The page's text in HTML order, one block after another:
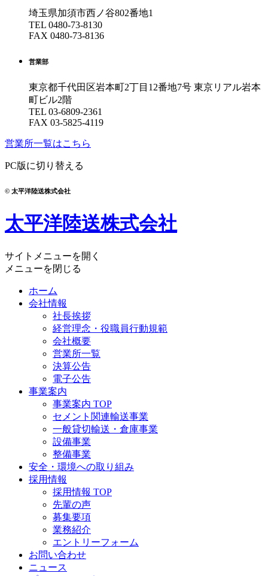
埼玉県加須市西ノ谷802番地1
TEL 0480-73-8130
FAX 0480-73-8136
営業部
東京都千代田区岩本町2丁目12番地7号 東京リアル岩本
町ビル2階
TEL 03-6809-2361
FAX 03-5825-4119
営業所一覧はこちら
PC版に切り替える
© 太平洋陸送株式会社
太平洋陸送株式会社
サイトメニューを開く
メニューを閉じる
ホーム
会社情報
社長挨拶
経営理念・役職員行動規範
会社概要
営業所一覧
決算公告
電子公告
事業案内
事業案内 TOP
セメント関連輸送事業
一般貸切輸送・倉庫事業
設備事業
整備事業
安全・環境への取り組み
採用情報
採用情報 TOP
先輩の声
募集要項
業務紹介
エントリーフォーム
お問い合わせ
ニュース